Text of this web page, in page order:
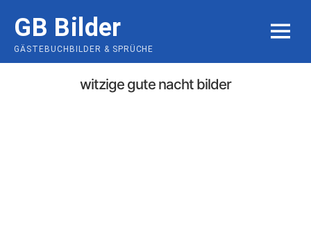
content
GB Bilder
GÄSTEBUCHBILDER & SPRÜCHE
MENU
witzige gute nacht bilder